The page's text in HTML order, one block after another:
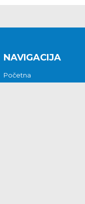
NAVIGACIJA
Početna